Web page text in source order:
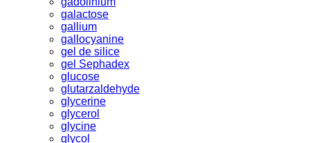
galactose
gallium
gallocyanine
gel de silice
gel Sephadex
glucose
glutarzaldehyde
glycerine
glycerol
glycine
glycol